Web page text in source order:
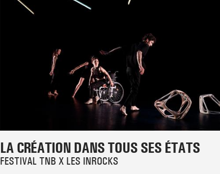
LA CRÉATION DANS TOUS SES ÉTATS
FESTIVAL TNB X LES INROCKS